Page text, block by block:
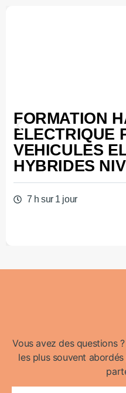
FORMATION
ELECTRIQUE
VEHICULES
HYBRIDES
7 h sur 1 jour
Vous avez des questions
les plus souvent